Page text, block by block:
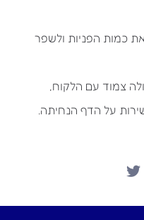
את כמות הפניות ולשפר
צמוד עם הלקוח,
על הדף הנחיתה.